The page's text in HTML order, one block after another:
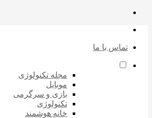
تماس با ما
مجله تکنولوژی
موبایل
بازی و سرگرمی
تکنولوژی
خانه هوشمند